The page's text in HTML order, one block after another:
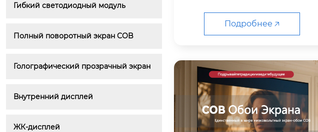
Гибкий светодиодный модуль
Полный поворотный экран COB
Голографический прозрачный экран
Внутренний дисплей
ЖК-дисплей
Подробнее 🡥